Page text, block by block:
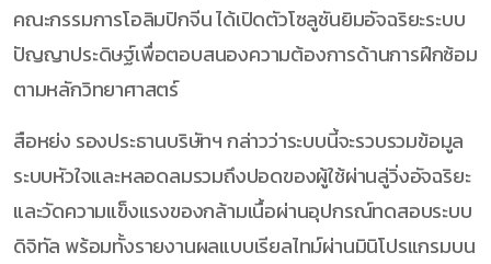
คณะกรรมการโอลิมปิกจีน ได้เปิดตัวโซลูชันยิมอัจฉริยะระบบ
ปัญญาประดิษฐ์เพื่อตอบสนองความต้องการด้านการฝึกซ้อม
ตามหลักวิทยาศาสตร์
สือหย่ง รองประธานบริษัทฯ กล่าวว่าระบบนี้จะรวบรวมข้อมูล
ระบบหัวใจและหลอดลมรวมถึงปอดของผู้ใช้ผ่านลู่วิ่งอัจฉริยะ
และวัดความแข็งแรงของกล้ามเนื้อผ่านอุปกรณ์ทดสอบระบบ
ดิจิทัล พร้อมทั้งรายงานผลแบบเรียลไทม์ผ่านมินิโปรแกรมบน